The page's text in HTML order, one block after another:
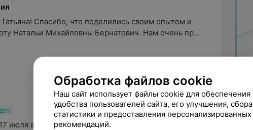
Спасибо, что поделились своим опытом и
Натальи Михайловны Бернатович. Нам очень пр...
июля в 13:00, врач Галицкая. Отпросилась с работы,
Обработка файлов cookie
Наш сайт использует файлы cookie для обеспечения
удобства пользователей сайта, его улучшения, сбора
статистики и предоставления персонализированных
рекомендаций.